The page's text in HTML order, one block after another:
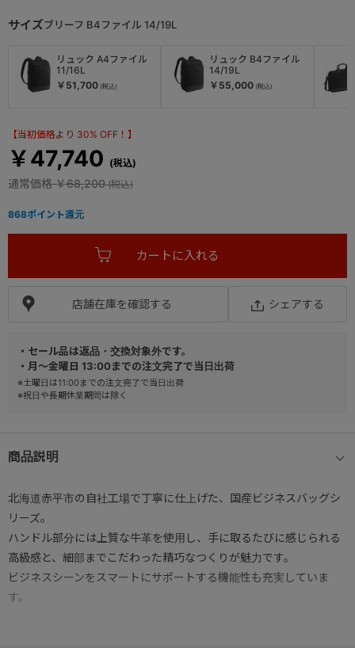
・セール品は返品・交換対象外です。
・月～金曜日 13:00までの注文完了で当日出荷
※土曜日は11:00までの注文完了で当日出荷
※祝日や長期休業期間は除く
【当初価格より 30% OFF！】
￥47,740
通常価格￥68,200
商品説明
北海道赤平市の自社工場で丁寧に仕上げた、国産ビジネスバッグシ
リーズ。
ハンドル部分には上質な牛革を使用し、手に取るたびに感じられる
高級感と、細部までこだわった精巧なつくりが魅力です。
ビジネスシーンをスマートにサポートする機能性も充実していま
す。
サイズブリーフ B4ファイル 14/19L
リュック A4ファイル
11/16L
￥51,700
リュック B4ファイル
14/19L
￥55,000
店舗在庫を確認する シェアする
868ポイント還元